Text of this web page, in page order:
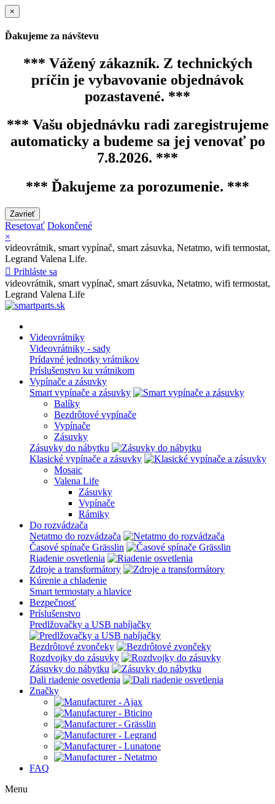
×
Ďakujeme za návštevu
*** Vážený zákazník. Z technických
príčin je vybavovanie objednávok
pozastavené. ***
*** Vašu objednávku radi zaregistrujeme
automaticky a budeme sa jej venovať po
7.8.2026. ***
*** Ďakujeme za porozumenie. ***
Zavrieť
Resetovať Dokončené
×
videovrátnik, smart vypínač, smart zásuvka, Netatmo, wifi termostat,
Legrand Valena Life.
 Prihláste sa
videovrátnik, smart vypínač, smart zásuvka, Netatmo, wifi termostat,
Legrand Valena Life
Videovrátniky
Videovrátniky - sady
Prídavné jednotky vrátnikov
Príslušenstvo ku vrátnikom
Vypínače a zásuvky
Smart vypínače a zásuvky
Balíky
Bezdrôtové vypínače
Vypínače
Zásuvky
Zásuvky do nábytku
Klasické vypínače a zásuvky
Mosaic
Valena Life
Zásuvky
Vypínače
Rámiky
Do rozvádzača
Netatmo do rozvádzača
Časové spínače Grässlin
Riadenie osvetlenia
Zdroje a transformátory
Kúrenie a chladenie
Smart termostaty a hlavice
Bezpečnosť
Príslušenstvo
Predlžovačky a USB nabíjačky
Bezdrôtové zvončeky
Rozdvojky do zásuvky
Zásuvky do nábytku
Dali riadenie osvetlenia
Značky
FAQ
Menu